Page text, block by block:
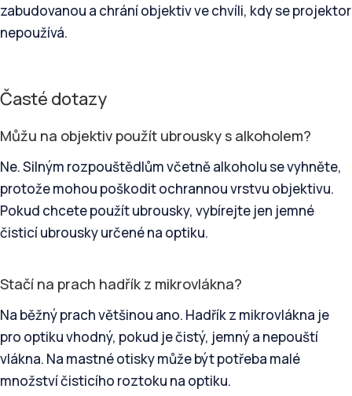
zabudovanou a chrání objektiv ve chvíli, kdy se projektor
nepoužívá.
Časté dotazy
Můžu na objektiv použít ubrousky s alkoholem?
Ne. Silným rozpouštědlům včetně alkoholu se vyhněte,
protože mohou poškodit ochrannou vrstvu objektivu.
Pokud chcete použít ubrousky, vybírejte jen jemné
čisticí ubrousky určené na optiku.
Stačí na prach hadřík z mikrovlákna?
Na běžný prach většinou ano. Hadřík z mikrovlákna je
pro optiku vhodný, pokud je čistý, jemný a nepouští
vlákna. Na mastné otisky může být potřeba malé
množství čisticího roztoku na optiku.